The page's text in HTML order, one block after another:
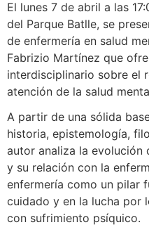
El lunes 7 de abril a las
del Parque Batlle, se
de enfermería en salud
Fabrizio Martínez que
interdisciplinario sobre el
atención de la salud
A partir de una sólida
historia, epistemología,
autor analiza la evolución
y su relación con la
enfermería como un pilar
cuidado y en la lucha por
con sufrimiento psíquico.